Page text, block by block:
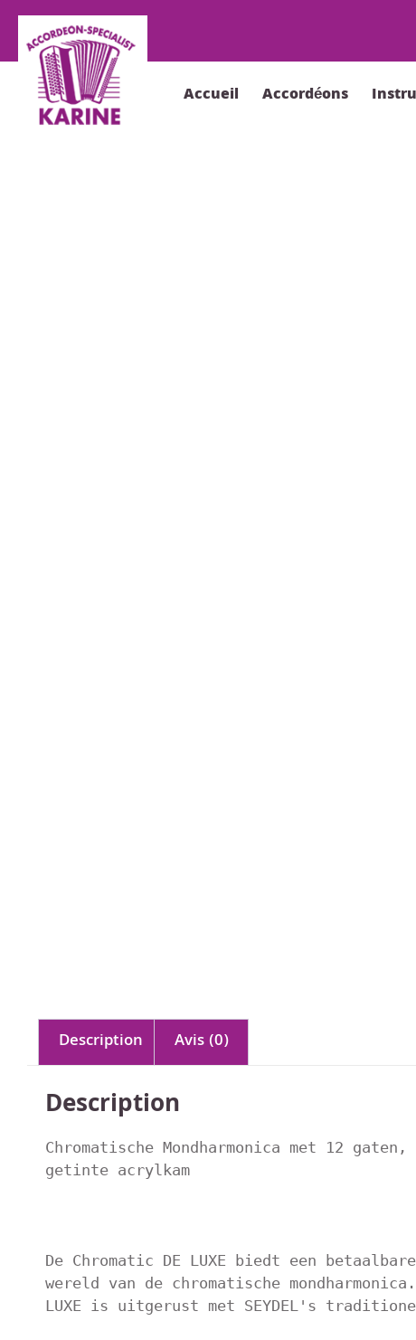
Accueil Accordéons
Description Avis (0)
Description
Chromatische Mondharmonica met 12
getinte acrylkam
De Chromatic DE LUXE biedt een
wereld van de chromatische
LUXE is uitgerust met SEYDEL's